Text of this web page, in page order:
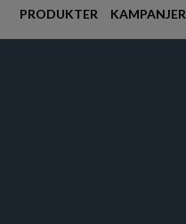
PRODUKTER KAMPANJER